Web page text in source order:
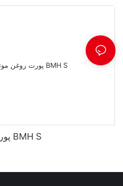
پورت روغن موتور هیدرولیک BMH S